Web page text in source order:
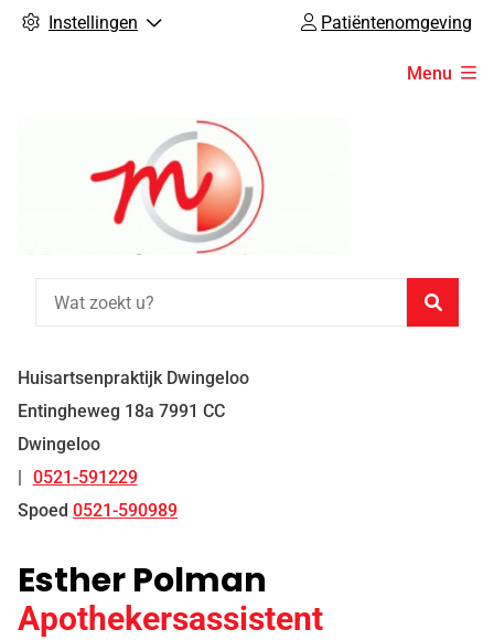
Instellingen Patiëntenomgeving
Menu
Huisartsenpraktijk Dwingeloo
Entingheweg 18a 7991 CC
Dwingeloo
Tel:
0521-591229
Spoed 0521-590989
Esther Polman
Apothekersassistent